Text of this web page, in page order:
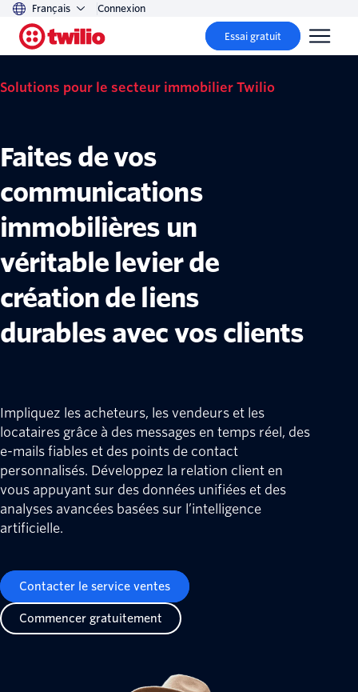
Français Connexion
Essai gratuit
Solutions pour le secteur immobilier Twilio
Faites de vos
communications
immobilières un
véritable levier de
création de liens
durables avec vos clients
Impliquez les acheteurs, les vendeurs et les
locataires grâce à des messages en temps réel, des
e-mails fiables et des points de contact
personnalisés. Développez la relation client en
vous appuyant sur des données unifiées et des
analyses avancées basées sur l’intelligence
artificielle.
Contacter le service ventes
Commencer gratuitement